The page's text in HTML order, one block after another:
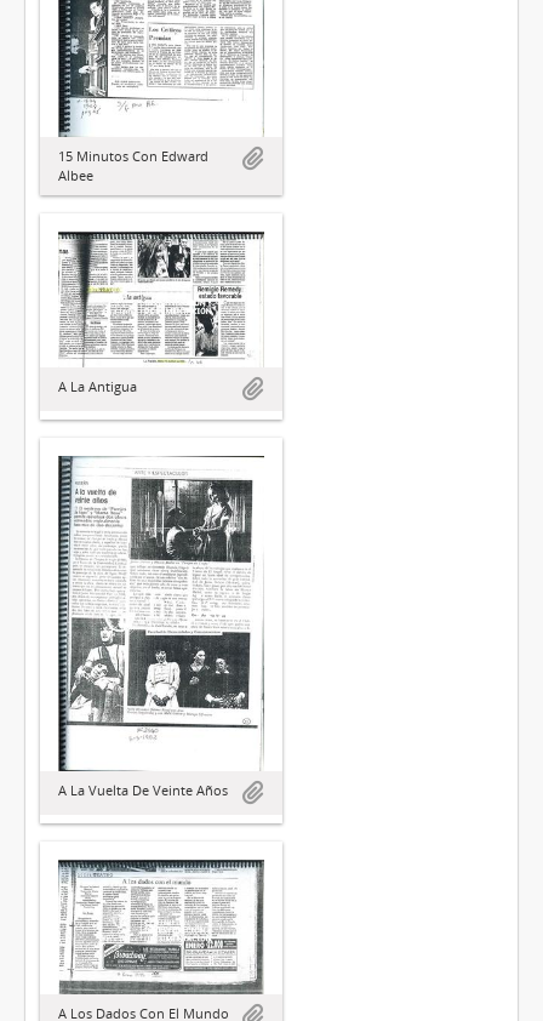
15 Minutos Con Edward
Albee
A La Antigua
A La Vuelta De Veinte Años
A Los Dados Con El Mundo